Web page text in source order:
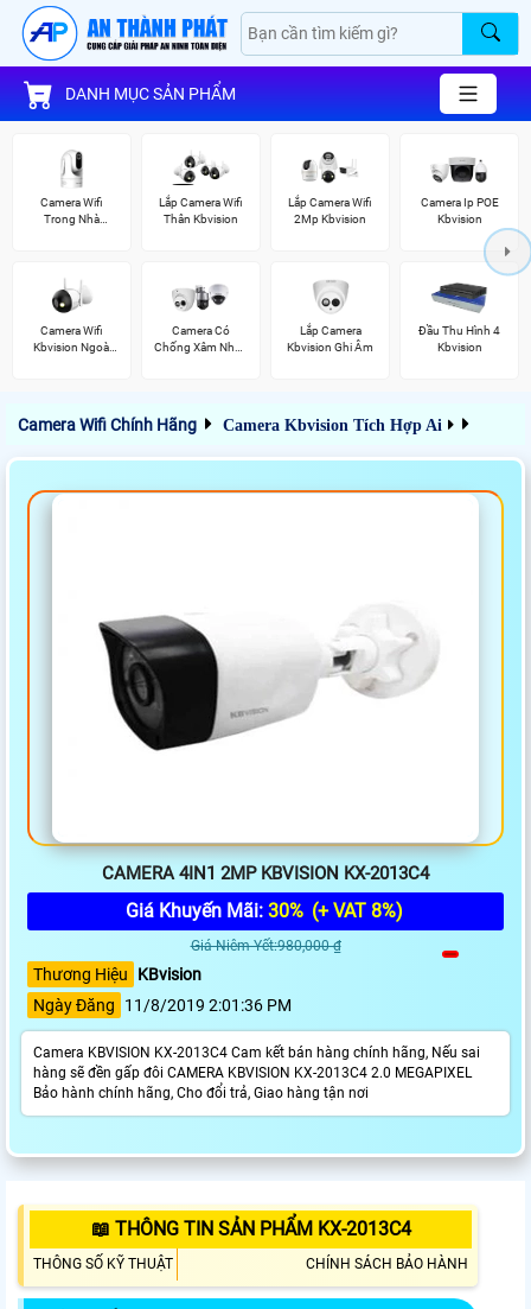
DANH MỤC SẢN PHẨM
Camera Wifi
Trong Nhà
Lắp Camera Wifi
Thân Kbvision
Lắp Camera Wifi
2Mp Kbvision
Camera Ip POE
Kbvision
Camera Wifi
Kbvision Ngoài
Camera Có
Chống Xâm Nhập
Lắp Camera
Kbvision Ghi Âm
Đầu Thu Hình 4
Kbvision
Camera Wifi Chính Hãng Camera Kbvision Tích Hợp Ai
CAMERA 4IN1 2MP KBVISION KX-2013C4
Giá Khuyến Mãi: 30% (+ VAT 8%)
Giá Niêm Yết:980,000 ₫
Thương Hiệu
KBvision
Ngày Đăng
11/8/2019 2:01:36 PM
Camera KBVISION KX-2013C4 Cam kết bán hàng chính hãng, Nếu sai
hàng sẽ đền gấp đôi CAMERA KBVISION KX-2013C4 2.0 MEGAPIXEL
Bảo hành chính hãng, Cho đổi trả, Giao hàng tận nơi
📖 THÔNG TIN SẢN PHẨM KX-2013C4
THÔNG SỐ KỸ THUẬT CHÍNH SÁCH BẢO HÀNH